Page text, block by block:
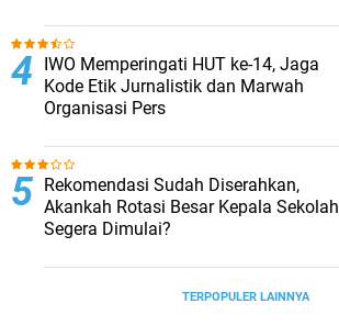
IWO Memperingati HUT ke-14, Jaga
Kode Etik Jurnalistik dan Marwah
Organisasi Pers
Rekomendasi Sudah Diserahkan,
Akankah Rotasi Besar Kepala Sekolah
Segera Dimulai?
TERPOPULER LAINNYA